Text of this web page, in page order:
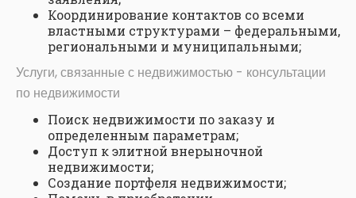
Координирование контактов со всеми
властными структурами – федеральными,
региональными и муниципальными;
Услуги, связанные с недвижимостью - консультации
по недвижимости
Поиск недвижимости по заказу и
определенным параметрам;
Доступ к элитной внерыночной
недвижимости;
Создание портфеля недвижимости;